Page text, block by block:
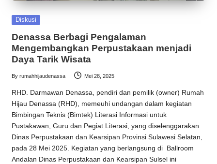
Posted
Diskusi
Denassa Berbagi Pengalaman
Mengembangkan Perpustakaan menjadi
Daya Tarik Wisata
Posted
by
By rumahhijaudenassa Mei 28, 2025
RHD . Darmawan Denassa, pendiri dan pemilik (owner) Rumah
Hijau Denassa (RHD), memeuhi undangan dalam kegiatan
Bimbingan Teknis (Bimtek) Literasi Informasi untuk
Pustakawan, Guru dan Pegiat Literasi, yang diselenggarakan
Dinas Perpustakaan dan Kearsipan Provinsi Sulawesi Selatan,
pada 28 Mei 2025. Kegiatan yang berlangsung di Ballroom
Andalan Dinas Perpustakaan dan Kearsipan Sulsel ini